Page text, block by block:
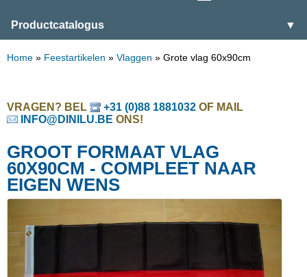
Productcatalogus ▼
Home » Feestartikelen » Vlaggen » Grote vlag 60x90cm
VRAGEN? BEL +31 (0)88 1881032 OF MAIL
INFO@DINILU.BE ONS!
GROOT FORMAAT VLAG
60X90CM - COMPLEET NAAR
EIGEN WENS